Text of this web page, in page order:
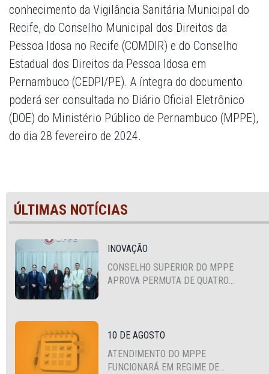
conhecimento da Vigilância Sanitária Municipal do
Recife, do Conselho Municipal dos Direitos da
Pessoa Idosa no Recife (COMDIR) e do Conselho
Estadual dos Direitos da Pessoa Idosa em
Pernambuco (CEDPI/PE). A íntegra do documento
poderá ser consultada no Diário Oficial Eletrônico
(DOE) do Ministério Público de Pernambuco (MPPE),
do dia 28 fevereiro de 2024.
ÚLTIMAS NOTÍCIAS
INOVAÇÃO
CONSELHO SUPERIOR DO MPPE
APROVA PERMUTA DE QUATRO
10 DE AGOSTO
ATENDIMENTO DO MPPE
FUNCIONARÁ EM REGIME DE